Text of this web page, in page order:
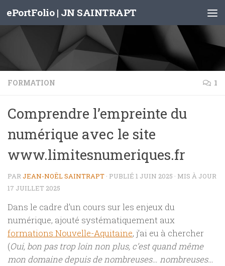
Skip to content
ePortFolio | JN SAINTRAPT
FORMATION 1
Comprendre l’empreinte du
numérique avec le site
www.limitesnumeriques.fr
PARJEAN-NOËL SAINTRAPT · PUBLIÉ 1 JUIN 2025 · MIS À JOUR
17 JUILLET 2025
Dans le cadre d’un cours sur les enjeux du
numérique, ajouté systématiquement aux
formations Nouvelle-Aquitaine, j’ai eu à chercher
(Oui, bon pas trop loin non plus, c’est quand même
mon domaine depuis de nombreuses… nombreuses…